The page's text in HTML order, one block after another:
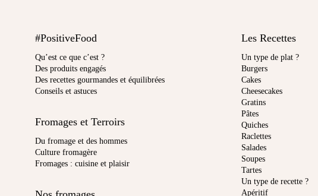
#PositiveFood
Qu’est ce que c’est ?
Des produits engagés
Des recettes gourmandes et équilibrées
Conseils et astuces
Fromages et Terroirs
Du fromage et des hommes
Culture fromagère
Fromages : cuisine et plaisir
Les Recettes
Un type de plat ?
Burgers
Cakes
Cheesecakes
Gratins
Pâtes
Quiches
Raclettes
Salades
Soupes
Tartes
Un type de recette ?
Apéritif